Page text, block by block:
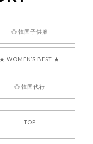
ざいます！ 商品を
大変嬉しく思いま
います。安心して
何より嬉しいで
な対応を心がけ、安
プを目指してまい
ざいましたら、ぜ
◎ 韓国子供服
★ WOMEN’S BEST ★
◎ 韓国代行
TOP